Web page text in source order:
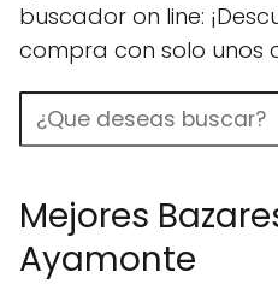
buscador on line:
compra con solo unos
Buscar
Mejores
Ayamonte